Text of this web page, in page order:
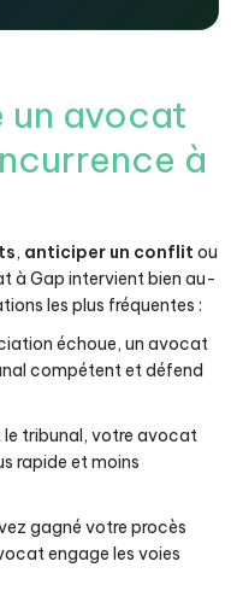
un avocat
à
, anticiper un conflit ou
à Gap intervient bien au-
les plus fréquentes :
échoue, un avocat
compétent et défend
tribunal, votre avocat
rapide et moins
gagné votre procès
engage les voies